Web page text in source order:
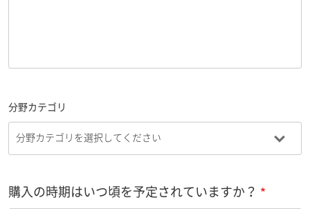
分野カテゴリ
購入の時期はいつ頃を予定されていますか？